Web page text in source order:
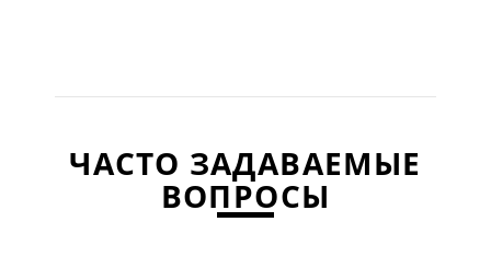
ЧАСТО ЗАДАВАЕМЫЕ
ВОПРОСЫ